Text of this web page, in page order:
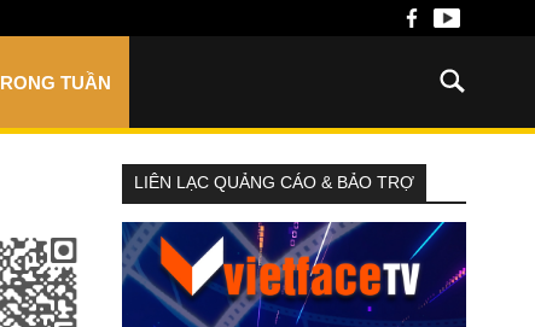
TUẦN
LIÊN LẠC QUẢNG CÁO & BẢO TRỢ